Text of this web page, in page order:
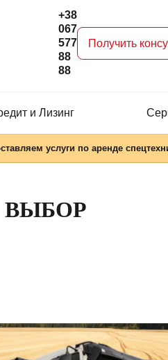
+38
067
577
88
88
Получить
и Лизинг
услуги по аренде